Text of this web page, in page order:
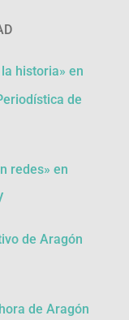
historia» en
de
redes» en
de Aragón
de Aragón